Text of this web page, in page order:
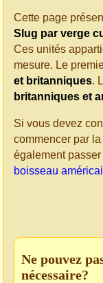
Cette page
Slug par verge
Ces unités
mesure. Le
et britanniques.
britanniques et
Si vous devez
commencer par
également
boisseau
Ne pouvez
nécessaire?